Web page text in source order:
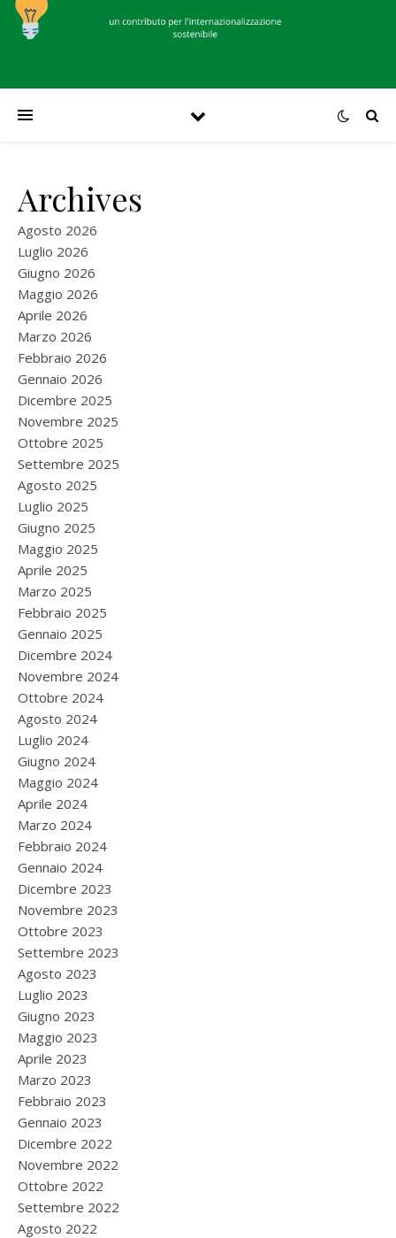
Archives
Agosto 2026
Luglio 2026
Giugno 2026
Maggio 2026
Aprile 2026
Marzo 2026
Febbraio 2026
Gennaio 2026
Dicembre 2025
Novembre 2025
Ottobre 2025
Settembre 2025
Agosto 2025
Luglio 2025
Giugno 2025
Maggio 2025
Aprile 2025
Marzo 2025
Febbraio 2025
Gennaio 2025
Dicembre 2024
Novembre 2024
Ottobre 2024
Agosto 2024
Luglio 2024
Giugno 2024
Maggio 2024
Aprile 2024
Marzo 2024
Febbraio 2024
Gennaio 2024
Dicembre 2023
Novembre 2023
Ottobre 2023
Settembre 2023
Agosto 2023
Luglio 2023
Giugno 2023
Maggio 2023
Aprile 2023
Marzo 2023
Febbraio 2023
Gennaio 2023
Dicembre 2022
Novembre 2022
Ottobre 2022
Settembre 2022
Agosto 2022